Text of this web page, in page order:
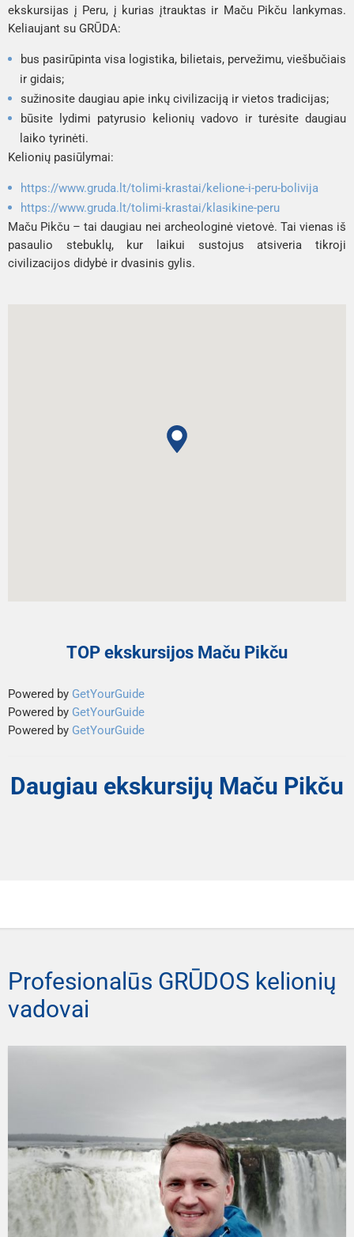
ekskursijas į Peru, į kurias įtrauktas ir Maču Pikču lankymas.
Keliaujant su GRŪDA:
bus pasirūpinta visa logistika, bilietais, pervežimu, viešbučiais
ir gidais;
sužinosite daugiau apie inkų civilizaciją ir vietos tradicijas;
būsite lydimi patyrusio kelionių vadovo ir turėsite daugiau
laiko tyrinėti.
Kelionių pasiūlymai:
https://www.gruda.lt/tolimi-krastai/kelione-i-peru-bolivija
https://www.gruda.lt/tolimi-krastai/klasikine-peru
Maču Pikču – tai daugiau nei archeologinė vietovė. Tai vienas iš
pasaulio stebuklų, kur laikui sustojus atsiveria tikroji
civilizacijos didybė ir dvasinis gylis.
TOP ekskursijos Maču Pikču
Powered by GetYourGuide
Powered by GetYourGuide
Powered by GetYourGuide
Daugiau ekskursijų Maču Pikču
Profesionalūs GRŪDOS kelionių
vadovai